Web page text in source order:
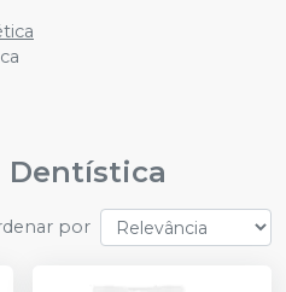
Dentística
por